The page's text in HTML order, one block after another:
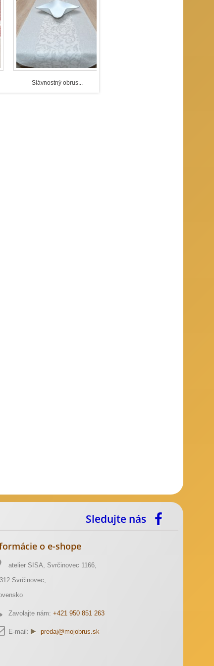
si svoje príbytky dekoráciami. Svoje
ktorý je ozdobený štyrmi sviecami
v období pred Štedrým dňom, či už je
nádeje a holdom tomu, kto prichádza. Vo
večer dohviezdný, speváčkovia priať či
mladých ľudí, najmä dievčat, vinšujú pod
Slávnostný obrus...
Sledujte nás
o e-shope
atelier SISA, Svrčinovec 1166,
Svrčinovec,
Zavolajte nám: +421 950 851 263
E-mail: predaj@mojobrus.sk